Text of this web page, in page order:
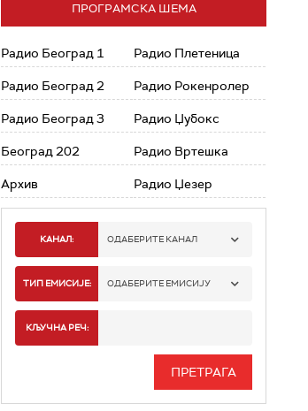
ПРОГРАМСКА ШЕМА
Радио Београд 1
Радио Београд 2
Радио Београд 3
Београд 202
Архив
Радио Плетеница
Радио Рокенролер
Радио Џубокс
Радио Вртешка
Радио Џезер
КАНАЛ: ОДАБЕРИТЕ КАНАЛ
РАДИО БЕОГРАД 1
РАДИО БЕОГРАД 3
ТИП ЕМИСИЈЕ: ОДАБЕРИТЕ ЕМИСИЈУ
ИНФО
КЉУЧНА РЕЧ: